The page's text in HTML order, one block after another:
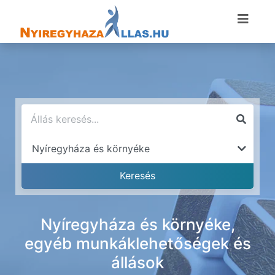
Nyíregyháza és környéke,
egyéb munkáklehetőségek és
állások